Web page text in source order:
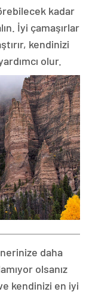
kadar
İyi çamaşırlar
kendinizi
olur.
daha
olsanız
kendinizi en iyi